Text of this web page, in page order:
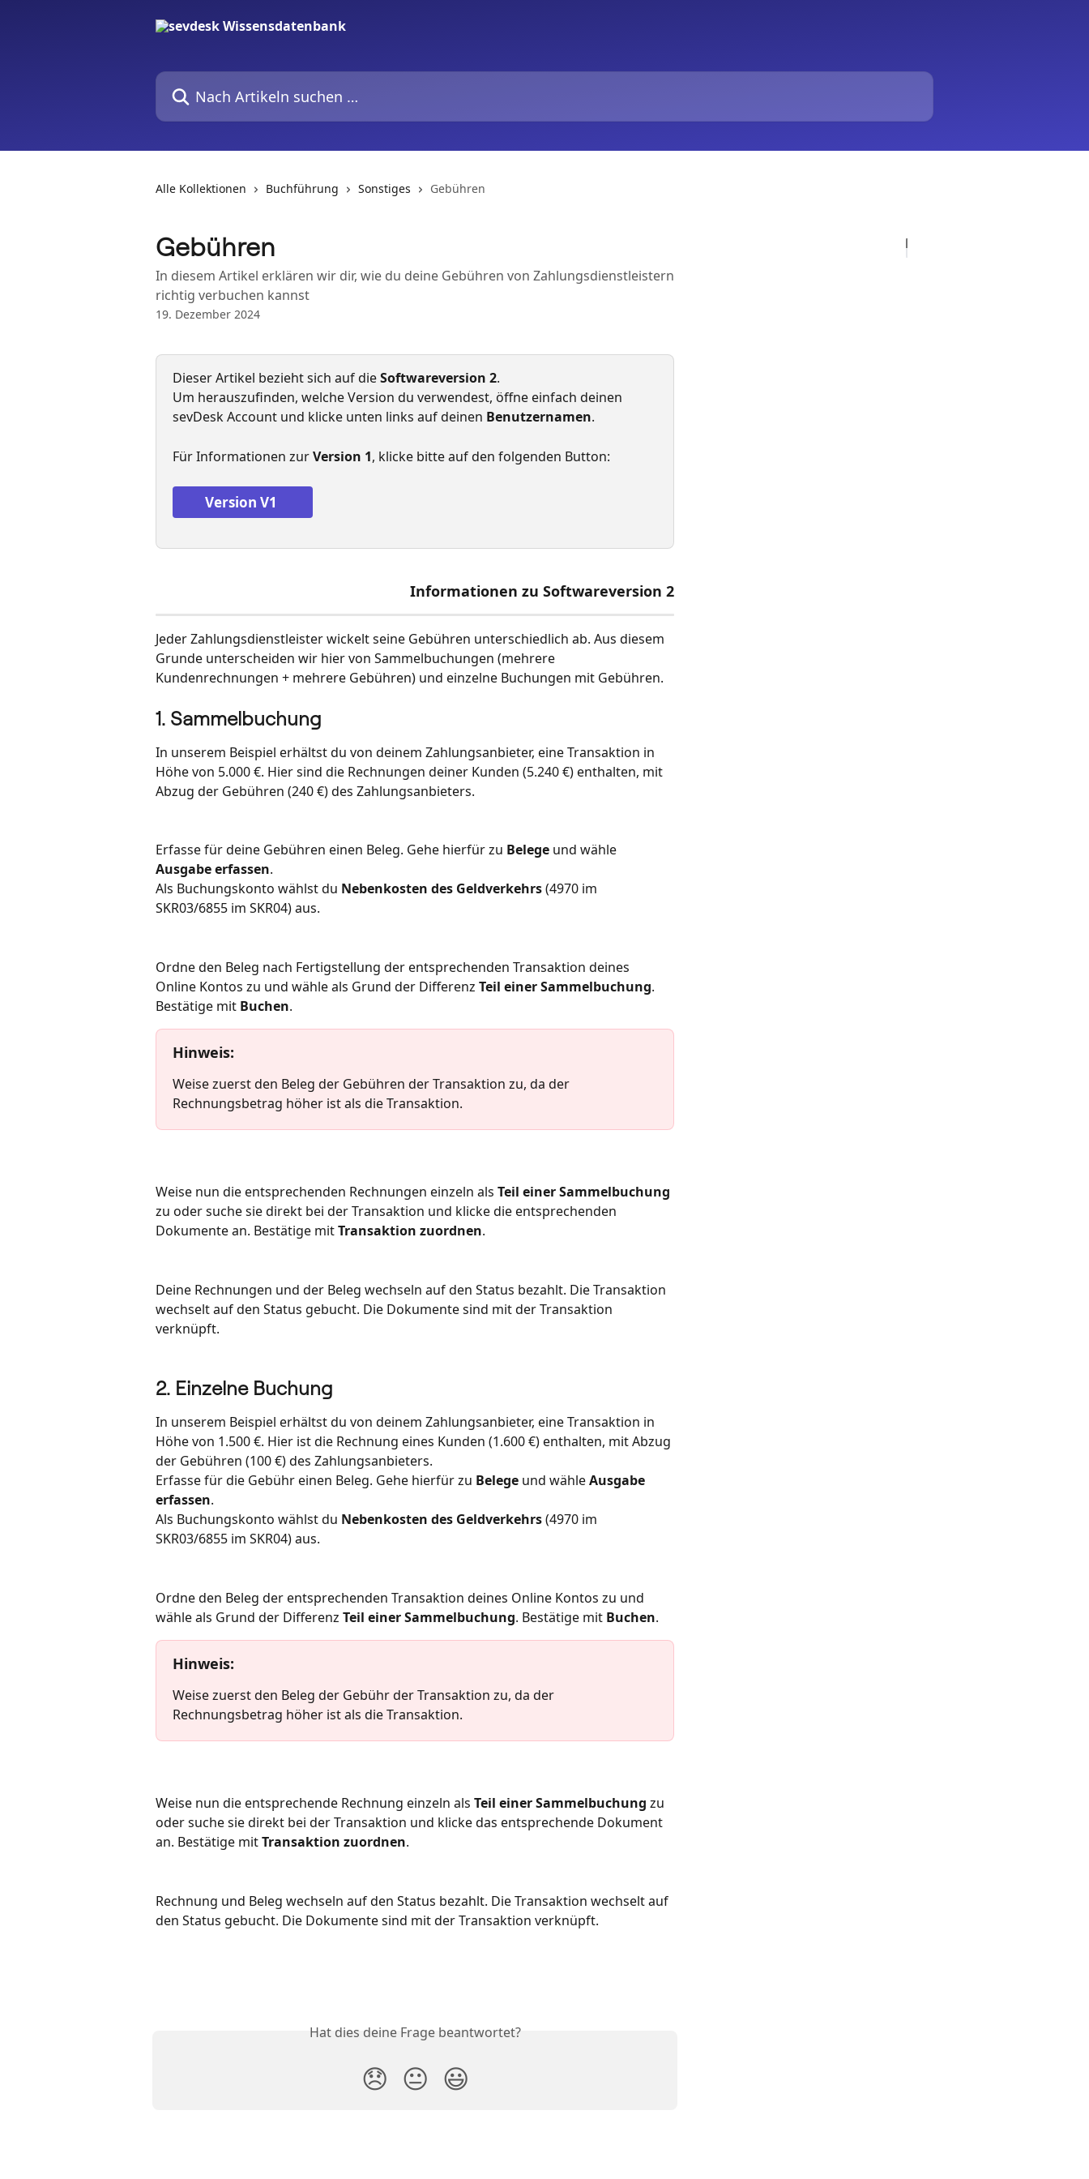
Nach Artikeln suchen …
Alle Kollektionen Buchführung Sonstiges Gebühren
Gebühren
In diesem Artikel erklären wir dir, wie du deine Gebühren von Zahlungsdienstleistern
richtig verbuchen kannst
19. Dezember 2024
Dieser Artikel bezieht sich auf die Softwareversion 2.
Um herauszufinden, welche Version du verwendest, öffne einfach deinen
sevDesk Account und klicke unten links auf deinen Benutzernamen.
Für Informationen zur Version 1, klicke bitte auf den folgenden Button:
Version V1
Informationen zu Softwareversion 2
Jeder Zahlungsdienstleister wickelt seine Gebühren unterschiedlich ab. Aus diesem
Grunde unterscheiden wir hier von Sammelbuchungen (mehrere
Kundenrechnungen + mehrere Gebühren) und einzelne Buchungen mit Gebühren.
1. Sammelbuchung
In unserem Beispiel erhältst du von deinem Zahlungsanbieter, eine Transaktion in
Höhe von 5.000 €. Hier sind die Rechnungen deiner Kunden (5.240 €) enthalten, mit
Abzug der Gebühren (240 €) des Zahlungsanbieters.
Erfasse für deine Gebühren einen Beleg. Gehe hierfür zu Belege und wähle
Ausgabe erfassen.
Als Buchungskonto wählst du Nebenkosten des Geldverkehrs (4970 im
SKR03/6855 im SKR04)aus.
Ordne den Beleg nach Fertigstellung der entsprechenden Transaktion deines
Online Kontos zu und wähle als Grund der Differenz Teil einer Sammelbuchung.
Bestätige mit Buchen.
Hinweis:
Weise zuerst den Beleg der Gebühren der Transaktion zu, da der
Rechnungsbetrag höher ist als die Transaktion.
Weise nun die entsprechenden Rechnungen einzeln als Teil einer Sammelbuchung
zu oder suche sie direkt bei der Transaktion und klicke die entsprechenden
Dokumente an. Bestätige mit Transaktion zuordnen.
Deine Rechnungen und der Beleg wechseln auf den Status bezahlt. Die Transaktion
wechselt auf den Status gebucht. Die Dokumente sind mit der Transaktion
verknüpft.
2. Einzelne Buchung
In unserem Beispiel erhältst du von deinem Zahlungsanbieter, eine Transaktion in
Höhe von 1.500 €. Hier ist die Rechnung eines Kunden (1.600 €) enthalten, mit Abzug
der Gebühren (100 €) des Zahlungsanbieters.
Erfasse für die Gebühr einen Beleg. Gehe hierfür zu Belege und wähle Ausgabe
erfassen.
Als Buchungskonto wählst du Nebenkosten des Geldverkehrs (4970 im
SKR03/6855 im SKR04)aus.
Ordne den Beleg der entsprechenden Transaktion deines Online Kontos zu und
wähle als Grund der Differenz Teil einer Sammelbuchung. Bestätige mit Buchen.
Hinweis:
Weise zuerst den Beleg der Gebühr der Transaktion zu, da der
Rechnungsbetrag höher ist als die Transaktion.
Weise nun die entsprechende Rechnung einzeln als Teil einer Sammelbuchung zu
oder suche sie direkt bei der Transaktion und klicke das entsprechende Dokument
an. Bestätige mit Transaktion zuordnen.
Rechnung und Beleg wechseln auf den Status bezahlt. Die Transaktion wechselt auf
den Status gebucht. Die Dokumente sind mit der Transaktion verknüpft.
Hat dies deine Frage beantwortet?
😞 😐 😃